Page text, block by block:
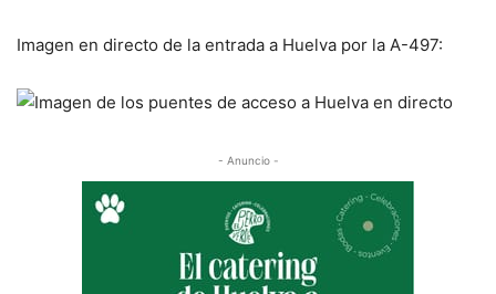
Imagen en directo de la entrada a Huelva por la A-497:
- Anuncio -